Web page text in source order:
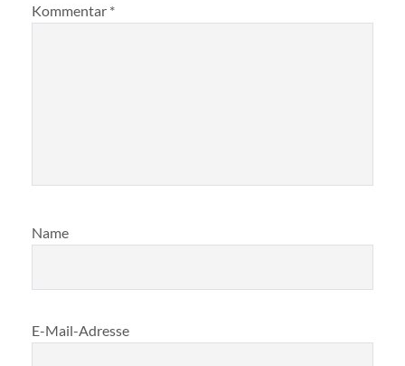
Kommentar *
Name
E-Mail-Adresse